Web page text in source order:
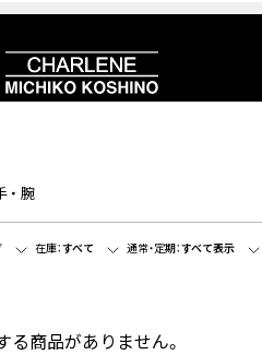
・腕
在庫：すべて 通常・定期：すべて表示
る商品がありません。